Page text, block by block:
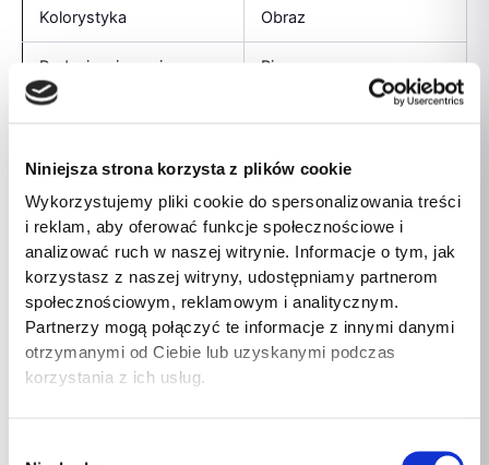
Niniejsza strona korzysta z plików cookie
Wykorzystujemy pliki cookie do spersonalizowania treści
i reklam, aby oferować funkcje społecznościowe i
analizować ruch w naszej witrynie. Informacje o tym, jak
korzystasz z naszej witryny, udostępniamy partnerom
społecznościowym, reklamowym i analitycznym.
Partnerzy mogą połączyć te informacje z innymi danymi
otrzymanymi od Ciebie lub uzyskanymi podczas
korzystania z ich usług.
Kolorystyka Obraz
Rodzaj zwierzęcia Pies
Waga produktu 1 kg
Podstawa dołączona Tak
Ilość 2
Szerokość 300mm
Długość 90mm